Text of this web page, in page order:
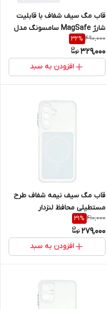
قاب مگ سیف شفاف با قابلیت
شارژ MagSafe سامسونگ مدل
Samsung Galaxy S20 FE
490,000
32%
329,000
افزودن به سبد
قاب مگ سیف نیمه شفاف طرح
مستطیلی محافظ لنزدار
Galaxy A17 / A26
410,000
31%
279,000
افزودن به سبد